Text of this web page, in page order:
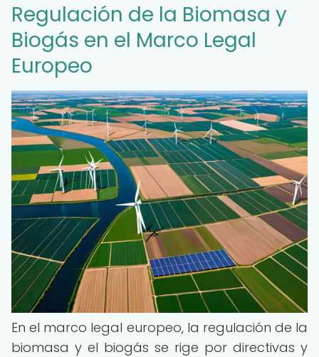
Regulación de la Biomasa y
Biogás en el Marco Legal
Europeo
En el marco legal europeo, la regulación de la
biomasa y el biogás se rige por directivas y